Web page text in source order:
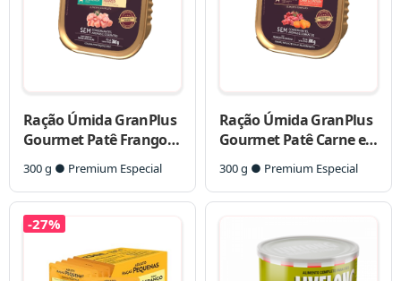
Ração Úmida GranPlus
Gourmet Patê Frango
para Cães Sênior
300 g ● Premium Especial
Ração Úmida GranPlus
Gourmet Patê Carne e
Cenoura para Cães
Adultos
300 g ● Premium Especial
-27%